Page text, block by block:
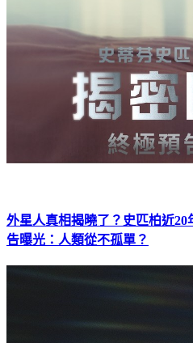
外星人真相揭曉了？史匹柏近
告曝光：人類從不孤單？